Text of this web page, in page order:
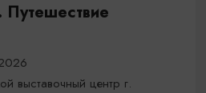
Путешествие
выставочный центр г.